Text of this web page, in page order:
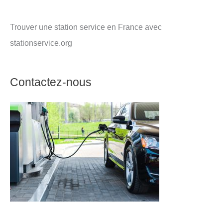
Trouver une station service en France avec
stationservice.org
Contactez-nous